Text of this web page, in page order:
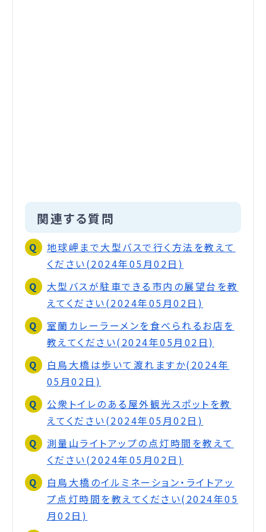
関連する質問
地球岬まで大型バスで行く方法を教えて
ください(2024年05月02日)
大型バスが駐車できる市内の展望台を教
えてください(2024年05月02日)
室蘭カレーラーメンを食べられるお店を
教えてください(2024年05月02日)
白鳥大橋は歩いて渡れますか(2024年
05月02日)
公衆トイレのある屋外観光スポットを教
えてください(2024年05月02日)
測量山ライトアップの点灯時間を教えて
ください(2024年05月02日)
白鳥大橋のイルミネーション・ライトアッ
プ点灯時間を教えてください(2024年05
月02日)